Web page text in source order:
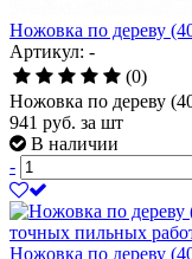
Ножовка по дереву
Артикул: -
(0)
Ножовка по дереву
941 руб. за шт
В наличии
-
Ножовка по дереву